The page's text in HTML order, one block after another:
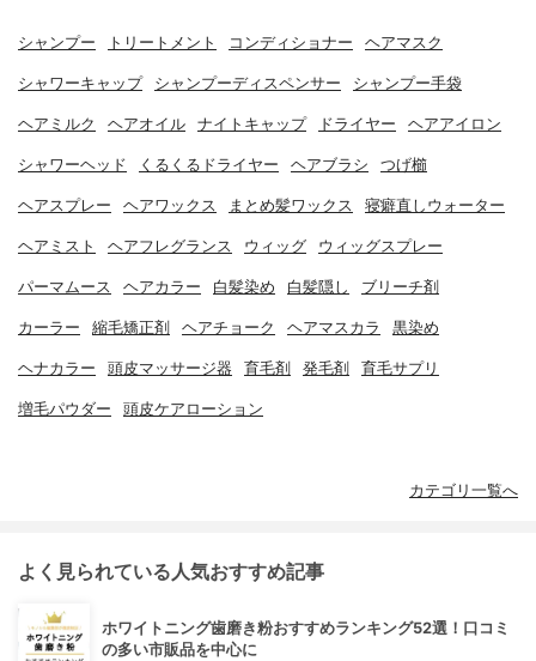
シャンプー トリートメント コンディショナー ヘアマスク
シャワーキャップ シャンプーディスペンサー シャンプー手袋
ヘアミルク ヘアオイル ナイトキャップ ドライヤー ヘアアイロン
シャワーヘッド くるくるドライヤー ヘアブラシ つげ櫛
ヘアスプレー ヘアワックス まとめ髪ワックス 寝癖直しウォーター
ヘアミスト ヘアフレグランス ウィッグ ウィッグスプレー
パーマムース ヘアカラー 白髪染め 白髪隠し ブリーチ剤
カーラー 縮毛矯正剤 ヘアチョーク ヘアマスカラ 黒染め
ヘナカラー 頭皮マッサージ器 育毛剤 発毛剤 育毛サプリ
増毛パウダー 頭皮ケアローション
カテゴリ一覧へ
よく見られている人気おすすめ記事
ホワイトニング歯磨き粉おすすめランキング52選！口コミ
の多い市販品を中心に